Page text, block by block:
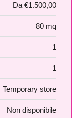
Da €1.500,00
80 mq
1
1
Temporary store
Non disponibile